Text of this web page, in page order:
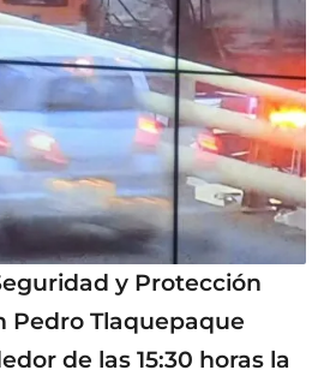
y Protección
Pedro Tlaquepaque
de las 15:30 horas la